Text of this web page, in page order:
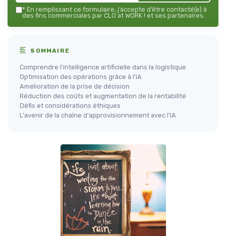
* En remplissant ce formulaire, j’accepte d’être contacté(e) à
des fins commerciales par CLO at WORK ! et ses partenaires.
SOMMAIRE
Comprendre l'intelligence artificielle dans la logistique
Optimisation des opérations grâce à l'IA
Amélioration de la prise de décision
Réduction des coûts et augmentation de la rentabilité
Défis et considérations éthiques
L'avenir de la chaîne d'approvisionnement avec l'IA